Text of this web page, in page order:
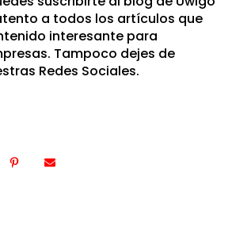
a todos los artículos que
interesante para
Tampoco dejes de
Redes Sociales.